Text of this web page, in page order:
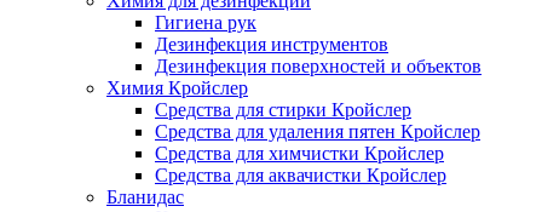
Гигиена рук
Дезинфекция инструментов
Дезинфекция поверхностей и объектов
Химия Кройслер
Средства для стирки Кройслер
Средства для удаления пятен Кройслер
Средства для химчистки Кройслер
Средства для аквачистки Кройслер
Бланидас